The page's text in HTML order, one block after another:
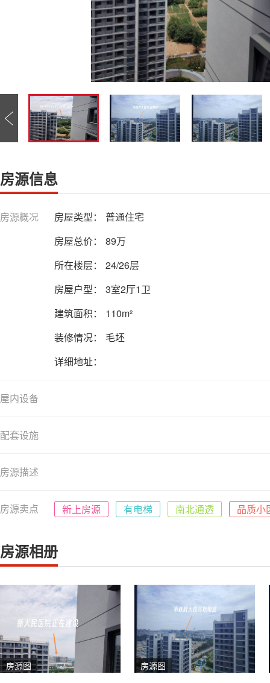
房源信息
房源概况 房屋类型：
普通住宅
房屋总价：
89万
所在楼层：
24/26层
房屋户型：
3室2厅1卫
建筑面积：
110m²
装修情况：
毛坯
详细地址：
屋内设备
配套设施
房源描述
房源卖点 新上房源 有电梯 南北通透 品质小
房源相册
房源图 房源图